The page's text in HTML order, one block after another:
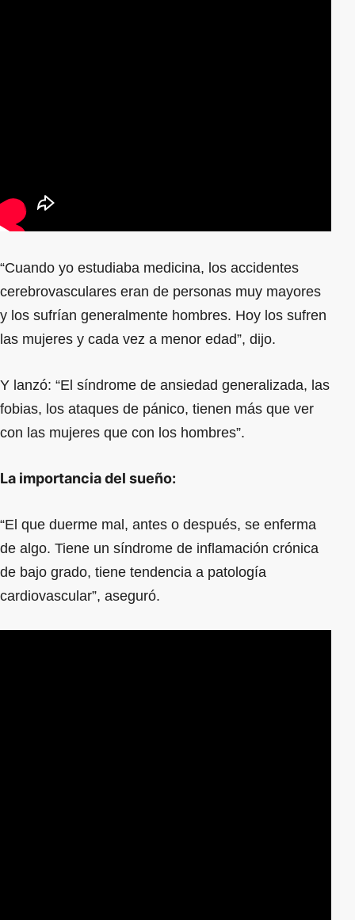
“Cuando yo estudiaba medicina, los accidentes
cerebrovasculares eran de personas muy mayores
y los sufrían generalmente hombres. Hoy los sufren
las mujeres y cada vez a menor edad”, dijo.
Y lanzó: “El síndrome de ansiedad generalizada, las
fobias, los ataques de pánico, tienen más que ver
con las mujeres que con los hombres”.
La importancia del sueño:
“El que duerme mal, antes o después, se enferma
de algo. Tiene un síndrome de inflamación crónica
de bajo grado, tiene tendencia a patología
cardiovascular”, aseguró.